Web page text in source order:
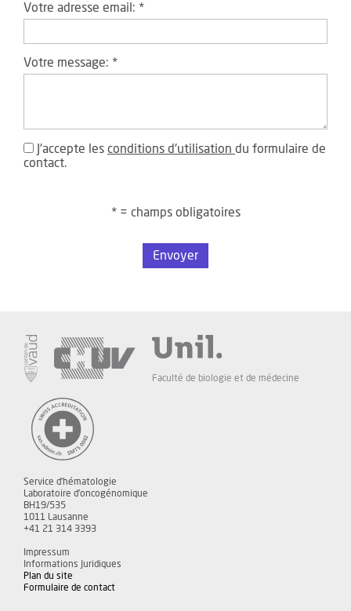
Votre adresse email: *
Votre message: *
J'accepte les conditions d'utilisation du formulaire de
contact.
* = champs obligatoires
Envoyer
Faculté de biologie et de médecine
Service d'hématologie
Laboratoire d'oncogénomique
BH19/535
1011 Lausanne
+41 21 314 3393
Impressum
Informations Juridiques
Plan du site
Formulaire de contact